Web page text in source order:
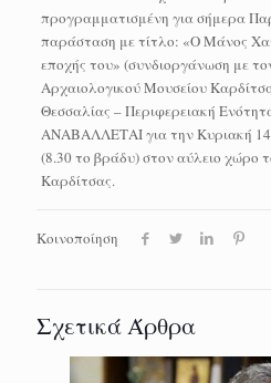
προγραμματισμένη για σήμερα
παράσταση με τίτλο: «Ο Μάνος
εποχής του» (συνδιοργάνωση με
Αρχαιολογικού Μουσείου
Θεσσαλίας – Περιφερειακή
ΑΝΑΒΑΛΛΕΤΑΙ για την Κυριακή
(8.30 το βράδυ) στον αύλειο χώρο
Καρδίτσας.
Κοινοποίηση
Σχετικά Άρθρα